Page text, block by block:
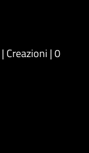
Creazioni 0